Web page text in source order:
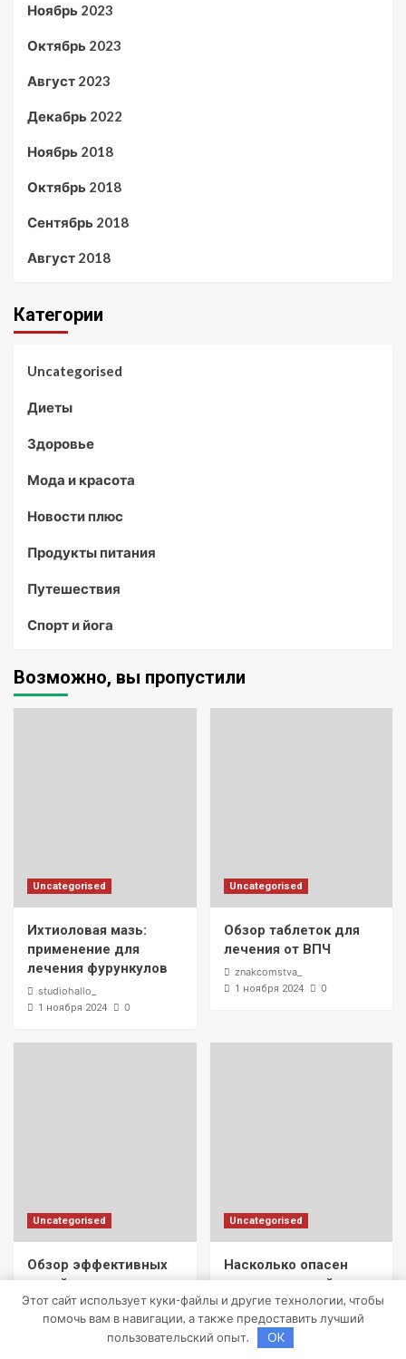
Ноябрь 2023
Октябрь 2023
Август 2023
Декабрь 2022
Ноябрь 2018
Октябрь 2018
Сентябрь 2018
Август 2018
Категории
Uncategorised
Диеты
Здоровье
Мода и красота
Новости плюс
Продукты питания
Путешествия
Спорт и йога
Возможно, вы пропустили
Uncategorised
Ихтиоловая мазь:
применение для
лечения фурункулов
studiohallo_
1 ноября 2024 0
Uncategorised
Обзор таблеток для
лечения от ВПЧ
znakcomstva_
1 ноября 2024 0
Uncategorised
Обзор эффективных
мазей от жировиков с
рассасывающим
эффектом
Uncategorised
Насколько опасен
положительный тест
на впч 45
znakcomstva_
1 ноября 2024
Этот сайт использует куки-файлы и другие технологии, чтобы
помочь вам в навигации, а также предоставить лучший
пользовательский опыт.
OK